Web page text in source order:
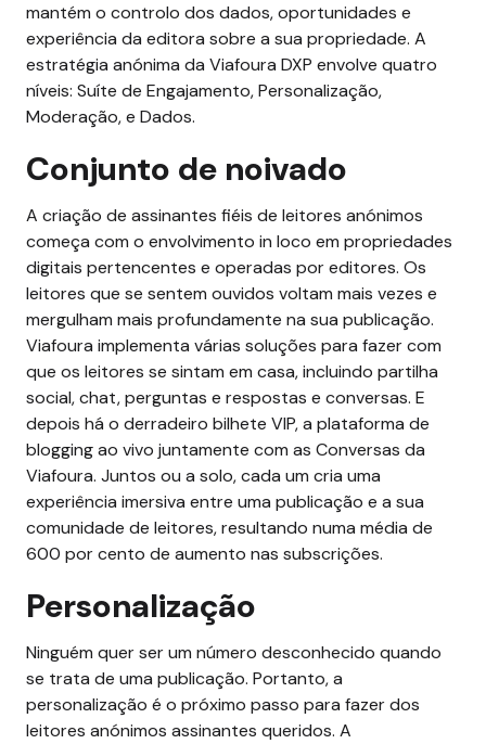
mantém o controlo dos dados, oportunidades e
experiência da editora sobre a sua propriedade. A
estratégia anónima da Viafoura DXP envolve quatro
níveis: Suíte de Engajamento, Personalização,
Moderação, e Dados.
Conjunto de noivado
A criação de assinantes fiéis de leitores anónimos
começa com o envolvimento in loco em propriedades
digitais pertencentes e operadas por editores. Os
leitores que se sentem ouvidos voltam mais vezes e
mergulham mais profundamente na sua publicação.
Viafoura implementa várias soluções para fazer com
que os leitores se sintam em casa, incluindo partilha
social, chat, perguntas e respostas e conversas. E
depois há o derradeiro bilhete VIP, a plataforma de
blogging ao vivo juntamente com as Conversas da
Viafoura. Juntos ou a solo, cada um cria uma
experiência imersiva entre uma publicação e a sua
comunidade de leitores, resultando numa média de
600 por cento de aumento nas subscrições.
Personalização
Ninguém quer ser um número desconhecido quando
se trata de uma publicação. Portanto, a
personalização é o próximo passo para fazer dos
leitores anónimos assinantes queridos. A